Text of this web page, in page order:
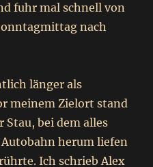
fuhr mal schnell von
nach
länger als
meinem Zielort stand
Stau, bei dem alles
herum liefen
Ich schrieb Alex